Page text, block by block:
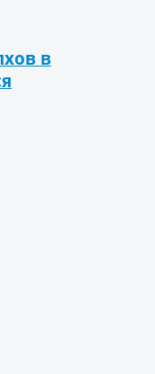
в